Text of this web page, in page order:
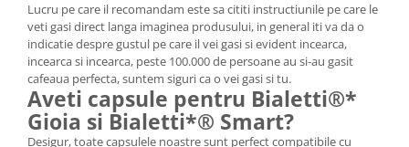
Lucru pe care il recomandam este sa cititi instructiunile pe care le
veti gasi direct langa imaginea produsului, in general iti va da o
indicatie despre gustul pe care il vei gasi si evident incearca,
incearca si incearca, peste 100.000 de persoane au si-au gasit
cafeaua perfecta, suntem siguri ca o vei gasi si tu.
Aveti capsule pentru Bialetti®*
Gioia si Bialetti*® Smart?
Desigur, toate capsulele noastre sunt perfect compatibile cu